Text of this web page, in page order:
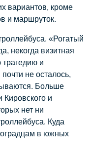
вариантов, кроме
и маршруток.
«Рогатый
некогда визитная
трагедию и
не осталось,
Больше
Кировского и
нет ни
Куда
в южных